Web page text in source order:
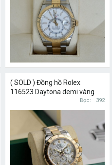
( SOLD ) Đồng hồ Rolex
116523 Daytona demi vàng
18k mặt xà cừ trắng cọc số
kim cương
Đọc 392